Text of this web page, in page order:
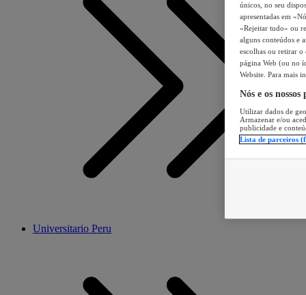
Universitario Peru
únicos, no seu
apresentadas em
«Rejeitar tudo» ou
alguns conteúdos e
escolhas ou retirar
página Web (ou no
Website. Para mais
Nós e os
Utilizar dados de
Armazenar e/ou
publicidade e
Lista de parceiros